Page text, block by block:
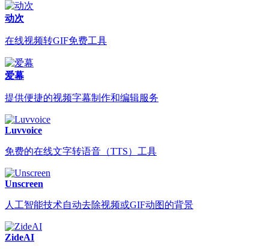
动次
在线视频转GIF免费工具
爱幕
提供便捷的视频字幕制作和编辑服务
Luvvoice
免费的在线文字转语音（TTS）工具
Unscreen
人工智能技术自动去除视频或GIF动图的背景
ZideAI